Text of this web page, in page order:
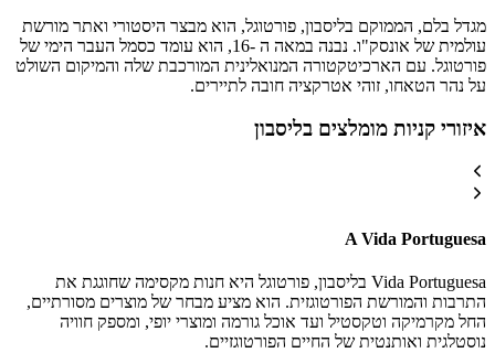
מגדל בלם, הממוקם בליסבון, פורטוגל, הוא מבצר היסטורי ואתר מורשת
עולמית של אונסק"ו. נבנה במאה ה -16, הוא עומד כסמל העבר הימי של
פורטוגל. עם הארכיטקטורה המנואלינית המורכבת שלה והמיקום השולט
על נהר הטאחו, זוהי אטרקציה חובה לתיירים.
איזורי קניות מומלצים בליסבון
A Vida Portuguesa
Vida Portuguesa בליסבון, פורטוגל היא חנות מקסימה שחוגגת את
התרבות והמורשת הפורטוגזית. הוא מציע מבחר של מוצרים מסורתיים,
החל מקרמיקה וטקסטיל ועד אוכל גורמה ומוצרי יופי, ומספק חוויה
נוסטלגית ואותנטית של החיים הפורטוגזיים.